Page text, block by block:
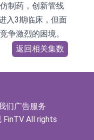
，辰兴发展
铝水转化率已
块下挫，陕西黑
券股份有限公司
，天瑞汽车内饰
制药，创新管线
入3期临床，但面
争激烈的困境。
返回相关集数
们广告服务
All rights